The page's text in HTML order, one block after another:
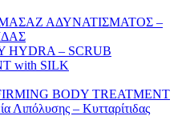
ΑΔΥΝΑΤΙΣΜΑΤΟΣ –
HYDRA – SCRUB
with SILK
BODY TREATMENT
Λιπόλυσης – Κυτταρίτιδας